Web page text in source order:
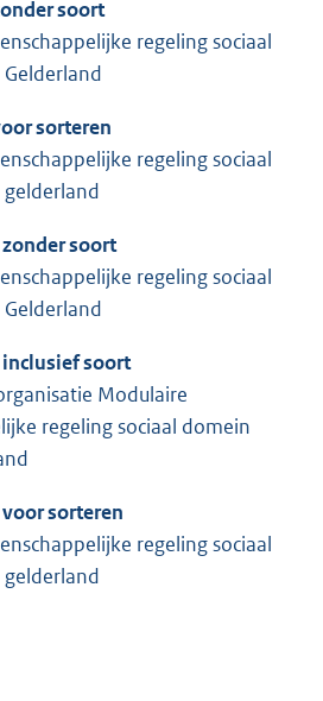
soort
regeling sociaal
sorteren
regeling sociaal
soort
regeling sociaal
soort
Modulaire
regeling sociaal domein
sorteren
regeling sociaal